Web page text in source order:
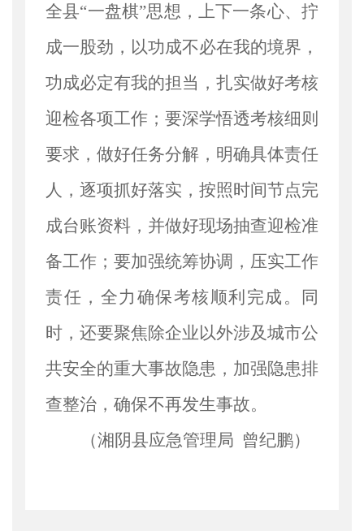
全县“一盘棋”思想，上下一条心、拧
成一股劲，以功成不必在我的境界，
功成必定有我的担当，扎实做好考核
迎检各项工作；要深学悟透考核细则
要求，做好任务分解，明确具体责任
人，逐项抓好落实，按照时间节点完
成台账资料，并做好现场抽查迎检准
备工作；要加强统筹协调，压实工作
责任，全力确保考核顺利完成。同
时，还要聚焦除企业以外涉及城市公
共安全的重大事故隐患，加强隐患排
查整治，确保不再发生事故。
（湘阴县应急管理局 曾纪鹏）